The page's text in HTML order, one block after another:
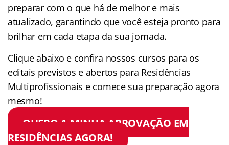
preparar com o que há de melhor e mais
atualizado, garantindo que você esteja pronto para
brilhar em cada etapa da sua jornada.
Clique abaixo e confira nossos cursos para os
editais previstos e abertos para Residências
Multiprofissionais e comece sua preparação agora
mesmo!
QUERO A MINHA APROVAÇÃO EM
RESIDÊNCIAS AGORA!